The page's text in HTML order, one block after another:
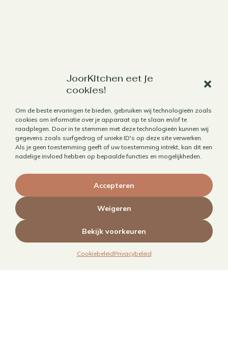
JoorKitchen eet je
cookies!
Om de beste ervaringen te bieden, gebruiken wij technologieën zoals
cookies om informatie over je apparaat op te slaan en/of te
raadplegen. Door in te stemmen met deze technologieën kunnen wij
gegevens zoals surfgedrag of unieke ID's op deze site verwerken.
Als je geen toestemming geeft of uw toestemming intrekt, kan dit een
nadelige invloed hebben op bepaalde functies en mogelijkheden.
Accepteren
Weigeren
Bekijk voorkeuren
CookiebeleidPrivacybeleid
Werk met mij samen
Horecafotografie
Receptontwikkeling
Brandingfotografie voor foodies
MAIN – Contentjaarabonnement